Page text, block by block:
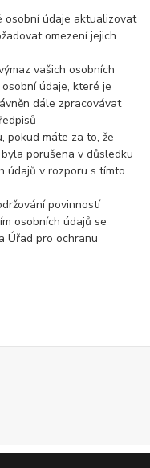
osobní údaje aktualizovat
omezení jejich
vašich osobních
údaje, které je
dále zpracovávat
pokud máte za to, že
porušena v důsledku
údajů v rozporu s tímto
povinností
osobních údajů se
Úřad pro ochranu